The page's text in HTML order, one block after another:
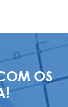
OS